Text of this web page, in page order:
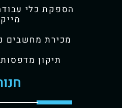
הספקת כלי
מכירת מחשבים
תיקון